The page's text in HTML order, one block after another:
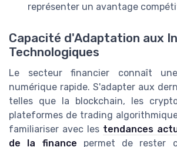
représenter un avantage
Capacité d'Adaptation aux
Technologiques
Le secteur financier connaît
numérique rapide. S'adapter aux
telles que la blockchain, les
plateformes de trading
familiariser avec les tendances
de la finance permet de rester